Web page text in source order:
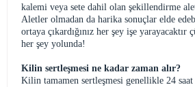
kalemi veya sete dahil olan şekillendirme
Aletler olmadan da harika sonuçlar elde
ortaya çıkardığınız her şey işe
her şey yolunda!
Kilin sertleşmesi ne kadar zaman alır?
Kilin tamamen sertleşmesi genellikle 24 saat